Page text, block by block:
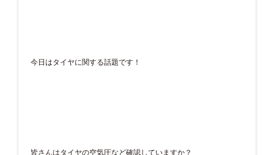
今日はタイヤに関する話題です！
皆さんはタイヤの空気圧など確認していますか？